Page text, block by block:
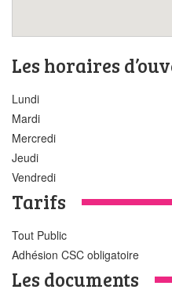
Les horaires
Lundi
Mardi
Mercredi
Jeudi
Vendredi
Tarifs
Tout Public
Adhésion CSC obligatoire
Les documents